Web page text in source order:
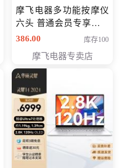
摩飞电器多功能按摩仪
六头 普通会员专享价格
199元
386.00 库存100
摩飞电器专卖店